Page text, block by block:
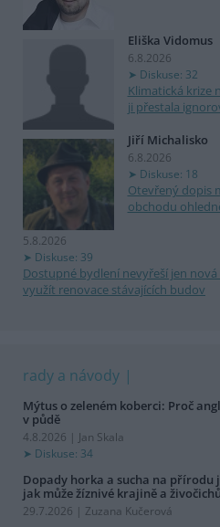
Eliška Vidomus
6.8.2026
Diskuse: 32
Klimatická krize
ji přestala
Jiří Michalisko
6.8.2026
Diskuse: 18
Otevřený dopis
obchodu
5.8.2026
Diskuse: 39
Dostupné bydlení nevyřeší jen
využít renovace stávajících budov
rady a návody
Mýtus o zeleném koberci: Proč
v půdě
4.8.2026 | Jan Skala
Diskuse: 34
Dopady horka a sucha na přírodu
jak může žíznivé krajině a
29.7.2026 | Zuzana Kučerová